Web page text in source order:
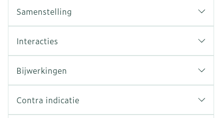
Samenstelling
Interacties
Bijwerkingen
Contra indicatie